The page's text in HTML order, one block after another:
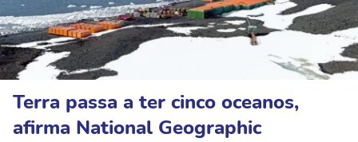
Terra passa a ter cinco oceanos,
afirma National Geographic